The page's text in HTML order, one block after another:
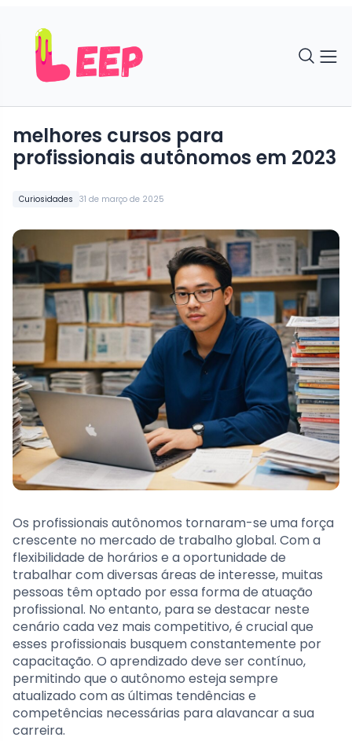
Curiosidades 31 de março de 2025
melhores cursos para
profissionais autônomos em 2023
Os profissionais autônomos tornaram-se uma força
crescente no mercado de trabalho global. Com a
flexibilidade de horários e a oportunidade de
trabalhar com diversas áreas de interesse, muitas
pessoas têm optado por essa forma de atuação
profissional. No entanto, para se destacar neste
cenário cada vez mais competitivo, é crucial que
esses profissionais busquem constantemente por
capacitação. O aprendizado deve ser contínuo,
permitindo que o autônomo esteja sempre
atualizado com as últimas tendências e
competências necessárias para alavancar a sua
carreira.